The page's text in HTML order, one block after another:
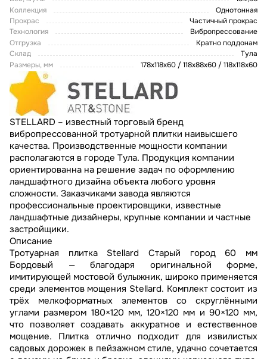
Коллекция
Однотонная
Прокрас
Частичный прокрас
Технология
Вибропрессование
Отгрузка
Кратно поддонам
Склад
Тула
Размеры, мм
178х118х60 / 118х88х60 / 118х118х60
STELLARD – известный торговый бренд
вибропрессованной тротуарной плитки наивысшего
качества. Производственные мощности компании
располагаются в городе Тула. Продукция компании
ориентированна на решение задач по оформлению
ландшафтного дизайна объекта любого уровня
сложности. Заказчиками завода являются
профессиональные проектировщики, известные
ландшафтные дизайнеры, крупные компании и частные
застройщики.
Описание
Тротуарная плитка Stellard Старый город 60 мм
Бордовый — благодаря оригинальной форме,
имитирующей мостовой булыжник, широко применяется
среди элементов мощения Stellard. Комплект состоит из
трёх мелкоформатных элементов со скруглёнными
углами размером 180×120 мм, 120×120 мм и 90×120 мм,
что позволяет создавать аккуратное и естественное
мощение. Плитка отлично подходит для извилистых
садовых дорожек в пейзажном стиле, удачно сочетается